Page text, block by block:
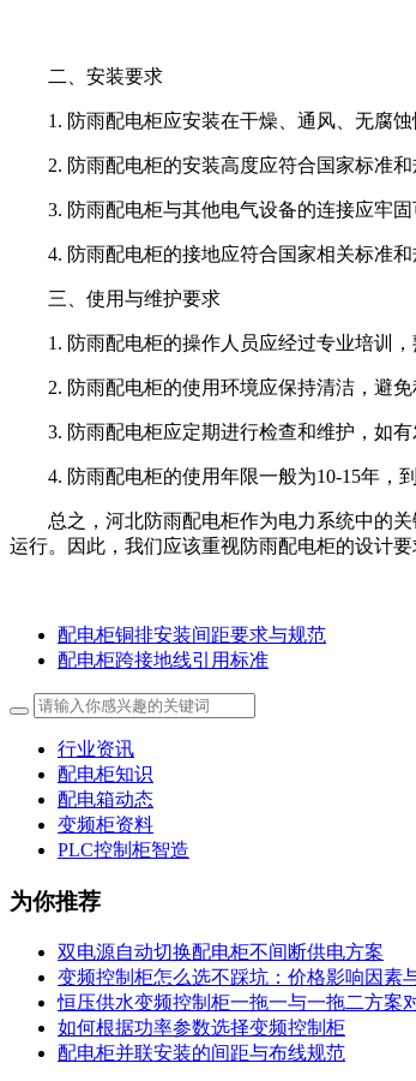
二、安装要求
1. 防雨配电柜应安装在干燥、通风、无腐
2. 防雨配电柜的安装高度应符合国家标准
3. 防雨配电柜与其他电气设备的连接应牢
4. 防雨配电柜的接地应符合国家相关标准
三、使用与维护要求
1. 防雨配电柜的操作人员应经过专业培训
2. 防雨配电柜的使用环境应保持清洁，避
3. 防雨配电柜应定期进行检查和维护，如
4. 防雨配电柜的使用年限一般为10-15年，
总之，河北防雨配电柜作为电力系统中的
运行。因此，我们应该重视防雨配电柜的设计
配电柜铜排安装间距要求与规范
配电柜跨接地线引用标准
行业资讯
配电柜知识
配电箱动态
变频柜资料
PLC控制柜智造
为你推荐
双电源自动切换配电柜不间断供电方案
变频控制柜怎么选不踩坑：价格影响因素
恒压供水变频控制柜一拖一与一拖二方案
如何根据功率参数选择变频控制柜
配电柜并联安装的间距与布线规范